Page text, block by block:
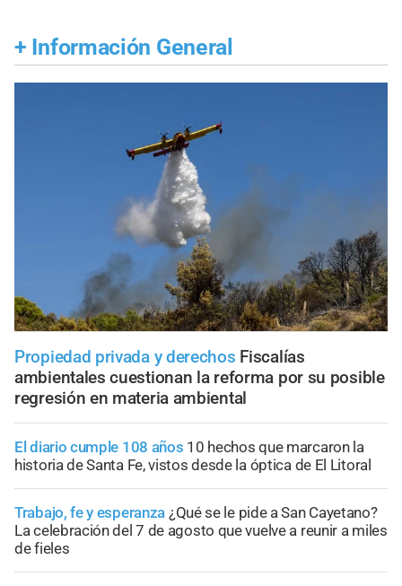
+ Información General
Propiedad privada y derechos Fiscalías
ambientales cuestionan la reforma por su posible
regresión en materia ambiental
El diario cumple 108 años 10 hechos que marcaron la
historia de Santa Fe, vistos desde la óptica de El Litoral
Trabajo, fe y esperanza ¿Qué se le pide a San Cayetano?
La celebración del 7 de agosto que vuelve a reunir a miles
de fieles